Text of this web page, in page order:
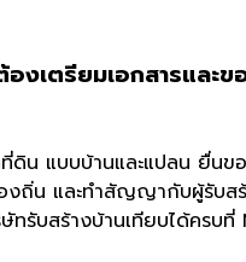
องเตรียมเอกสารและ
ที่ดิน แบบบ้านและแปลน ยื่น
งถิ่น และทำสัญญากับผู้รับสร้
ทรับสร้างบ้านเทียบได้ครบที่